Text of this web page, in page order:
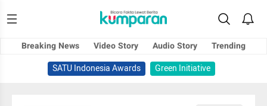
Breaking News Video Story Audio Story
Trending
SATU Indonesia Awards
Green Initiative